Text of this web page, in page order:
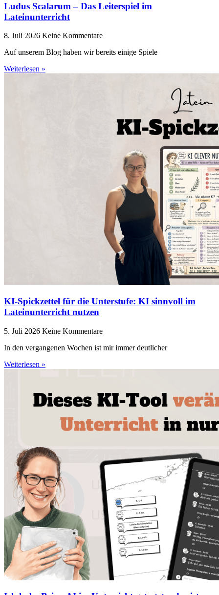
Ludus Scalarum – Das Leiterspiel im
Lateinunterricht
8. Juli 2026 Keine Kommentare
Auf unserem Blog haben wir bereits einige Spiele
Weiterlesen »
KI-Spickzettel für die Unterstufe: KI sinnvoll im
Lateinunterricht nutzen
5. Juli 2026 Keine Kommentare
In den vergangenen Wochen ist mir immer deutlicher
Weiterlesen »